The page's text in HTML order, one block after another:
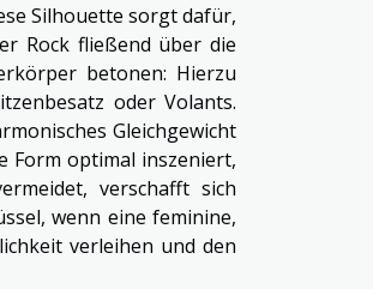
Silhouette sorgt dafür,
Rock fließend über die
betonen: Hierzu
oder Volants.
Gleichgewicht
Form optimal inszeniert,
verschafft sich
wenn eine feminine,
verleihen und den